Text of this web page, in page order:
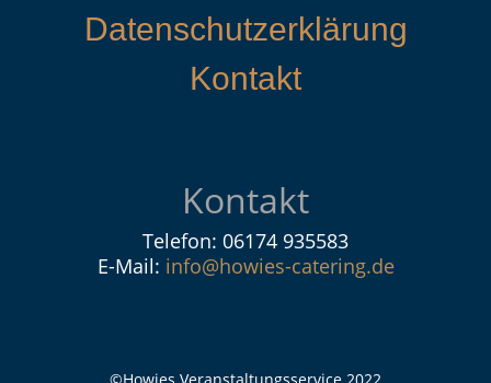
Datenschutzerklärung
Kontakt
Kontakt
Telefon: 06174 935583
E-Mail: info@howies-catering.de